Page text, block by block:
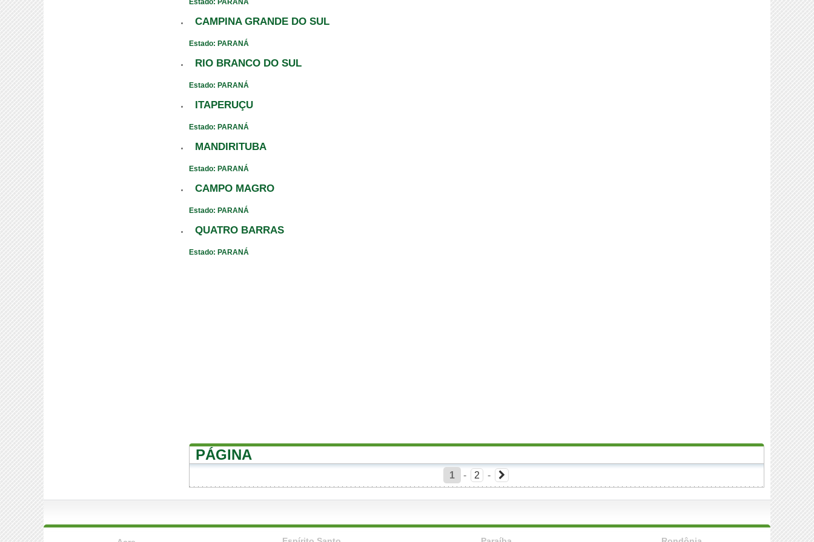
Estado: PARANÁ
CAMPINA GRANDE DO SUL
Estado: PARANÁ
RIO BRANCO DO SUL
Estado: PARANÁ
ITAPERUÇU
Estado: PARANÁ
MANDIRITUBA
Estado: PARANÁ
CAMPO MAGRO
Estado: PARANÁ
QUATRO BARRAS
Estado: PARANÁ
PÁGINA
1 - 2 -